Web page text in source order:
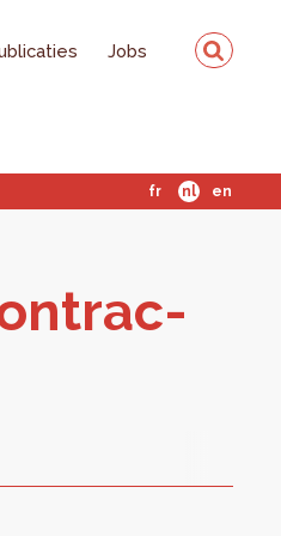
Jobs
fr nl en